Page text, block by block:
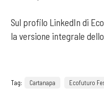
Sul profilo LinkedIn di
la versione integrale
Tag: Cartanapa Ecofuturo